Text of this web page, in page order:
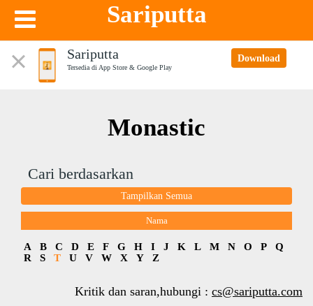
Sariputta
Sariputta
Tersedia di App Store & Google Play
Download
Monastic
Cari berdasarkan
Tampilkan Semua
Nama
A B C D E F G H I J K L M N O P
Q
R
S T U V W X Y Z
Kritik dan saran,hubungi : cs@sariputta.com